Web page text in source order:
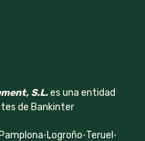
S.L.es una entidad
de Bankinter
Pamplona·Logroño·Teruel ·